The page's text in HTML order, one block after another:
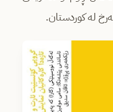
لە کوردستان.